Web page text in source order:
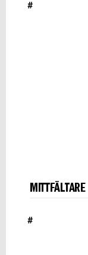
#
MITTFÄLTARE
#